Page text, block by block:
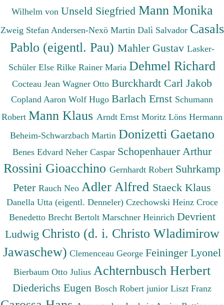
Wilhelm von Unseld Siegfried Mann Monika
Zweig Stefan Andersen-Nexö Martin Dalì Salvador Casals
Pablo (eigentl. Pau) Mahler Gustav Lasker-
Schüler Else Rilke Rainer Maria Dehmel Richard
Cocteau Jean Wagner Otto Burckhardt Carl Jakob
Copland Aaron Wolf Hugo Barlach Ernst Schumann
Robert Mann Klaus Arndt Ernst Moritz Löns Hermann
Beheim-Schwarzbach Martin Donizetti Gaetano
Benes Edvard Neher Caspar Schopenhauer Arthur
Rossini Gioacchino Gernhardt Robert Suhrkamp
Peter Rauch Neo Adler Alfred Staeck Klaus
Danella Utta (eigentl. Denneler) Czechowski Heinz Croce
Benedetto Brecht Bertolt Marschner Heinrich Devrient
Ludwig Christo (d. i. Christo Wladimirow
Jawaschew) Clemenceau George Feininger Lyonel
Bierbaum Otto Julius Achternbusch Herbert
Diederichs Eugen Bosch Robert junior Liszt Franz